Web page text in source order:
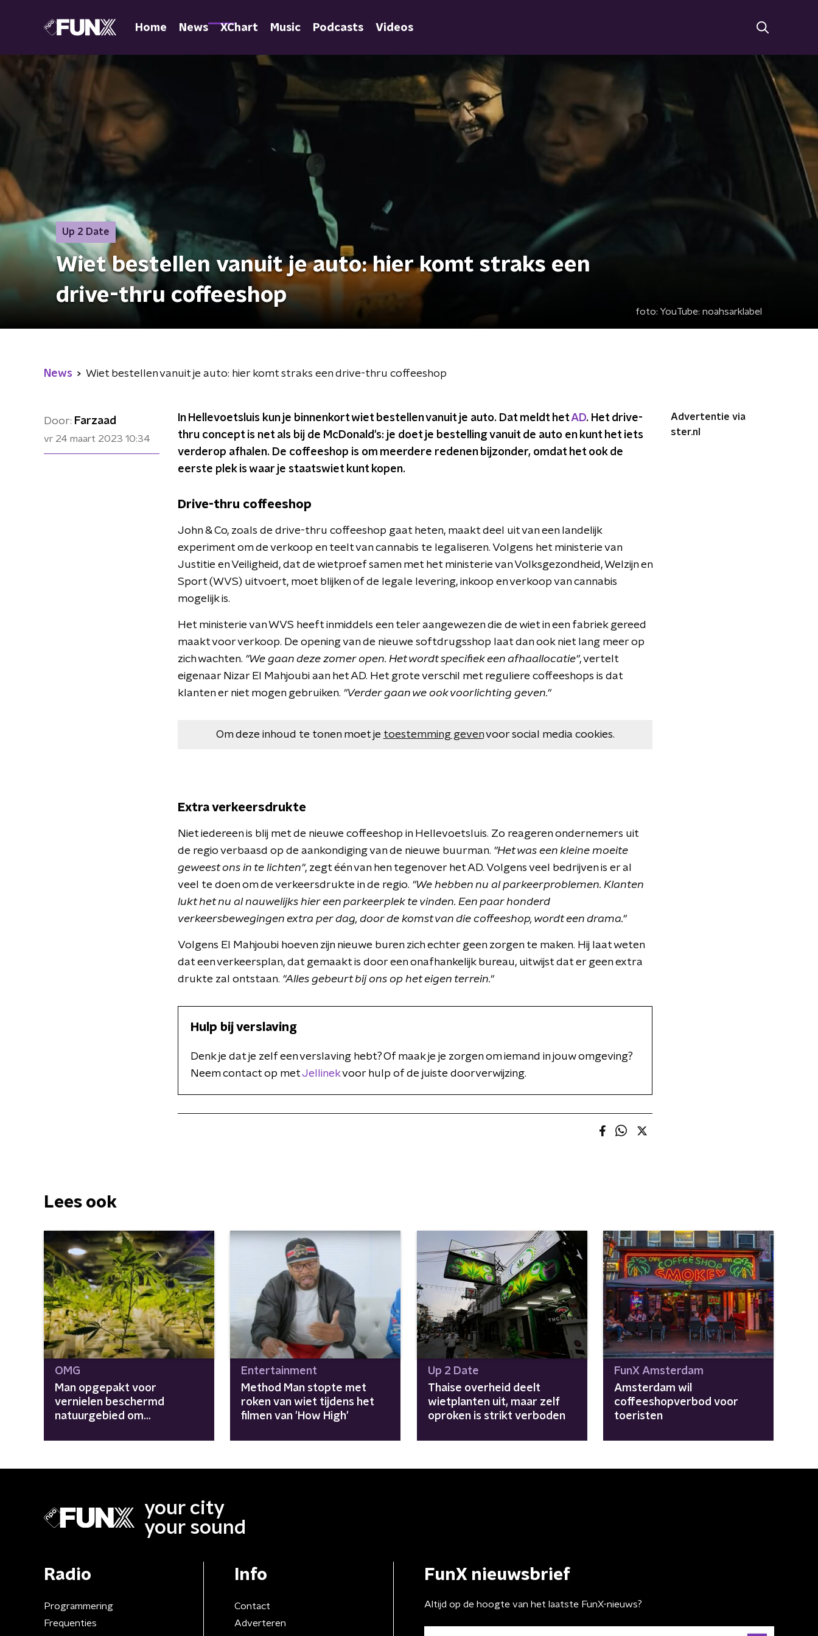
Home News XChart Music Podcasts Videos
Up 2 Date
Wiet bestellen vanuit je auto: hier komt straks een
drive-thru coffeeshop
foto: YouTube: noahsarklabel
News Wiet bestellen vanuit je auto: hier komt straks een drive-thru coffeeshop
Door: Farzaad
vr 24 maart 2023 10:34
In Hellevoetsluis kun je binnenkort wiet bestellen vanuit je auto. Dat meldt hetAD. Het drive-
thru concept is net als bij de McDonald's: je doet je bestelling vanuit de auto en kunt het iets
verderop afhalen. De coffeeshop is om meerdere redenen bijzonder, omdat het ook de
eerste plek is waar je staatswiet kunt kopen.
Drive-thru coffeeshop
John & Co, zoals de drive-thru coffeeshop gaat heten, maakt deel uit van een landelijk
experiment om de verkoop en teelt van cannabis te legaliseren. Volgens het ministerie van
Justitie en Veiligheid, dat de wietproef samen met het ministerie van Volksgezondheid, Welzijn en
Sport (WVS) uitvoert, moet blijken of de legale levering, inkoop en verkoop van cannabis
mogelijk is.
Het ministerie van WVS heeft inmiddels een teler aangewezen die de wiet in een fabriek gereed
maakt voor verkoop. De opening van de nieuwe softdrugsshop laat dan ook niet lang meer op
zich wachten. "We gaan deze zomer open. Het wordt specifiek een afhaallocatie", vertelt
eigenaar Nizar El Mahjoubi aan het AD. Het grote verschil met reguliere coffeeshops is dat
klanten er niet mogen gebruiken. "Verder gaan we ook voorlichting geven."
Om deze inhoud te tonen moet je toestemming gevenvoor social media cookies.
Extra verkeersdrukte
Niet iedereen is blij met de nieuwe coffeeshop in Hellevoetsluis. Zo reageren ondernemers uit
de regio verbaasd op de aankondiging van de nieuwe buurman. "Het was een kleine moeite
geweest ons in te lichten", zegt één van hen tegenover het AD. Volgens veel bedrijven is er al
veel te doen om de verkeersdrukte in de regio. "We hebben nu al parkeerproblemen. Klanten
lukt het nu al nauwelijks hier een parkeerplek te vinden. Een paar honderd
verkeersbewegingen extra per dag, door de komst van die coffeeshop, wordt een drama."
Volgens El Mahjoubi hoeven zijn nieuwe buren zich echter geen zorgen te maken. Hij laat weten
dat een verkeersplan, dat gemaakt is door een onafhankelijk bureau, uitwijst dat er geen extra
drukte zal ontstaan. "Alles gebeurt bij ons op het eigen terrein."
Hulp bij verslaving
Denk je dat je zelf een verslaving hebt? Of maak je je zorgen om iemand in jouw omgeving?
Neem contact op metJellinekvoor hulp of de juiste doorverwijzing.
Advertentie via
ster.nl
Lees ook
OMG
Man opgepakt voor
vernielen beschermd
natuurgebied om
Entertainment
Method Man stopte met
roken van wiet tijdens het
filmen van 'How High'
Up 2 Date
Thaise overheid deelt
wietplanten uit, maar zelf
oproken is strikt verboden
FunX Amsterdam
Amsterdam wil
coffeeshopverbod voor
toeristen
your city
your sound
Radio
Programmering
Frequenties
Info
Contact
Adverteren
FunX nieuwsbrief
Altijd op de hoogte van het laatste FunX-nieuws?